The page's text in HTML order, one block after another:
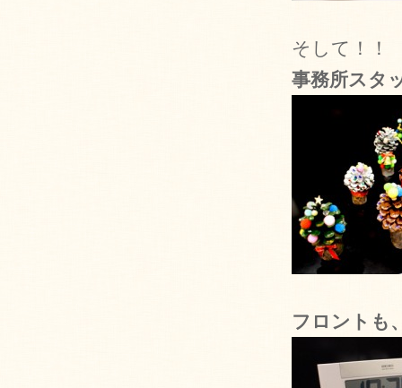
そして！！
事務所スタ
フロントも